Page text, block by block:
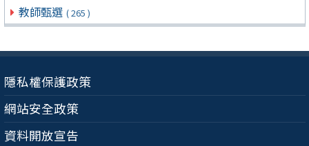
教師甄選 ( 265 )
隱私權保護政策
網站安全政策
資料開放宣告